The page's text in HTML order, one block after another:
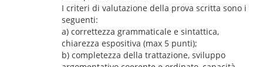
I criteri di valutazione della prova scritta sono i
seguenti:
a) correttezza grammaticale e sintattica,
chiarezza espositiva (max 5 punti);
b) completezza della trattazione, sviluppo